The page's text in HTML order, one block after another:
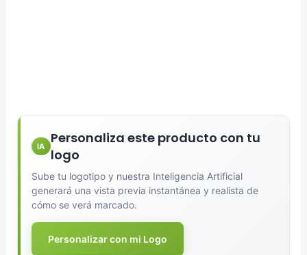
IA
Personaliza este producto con tu
logo
Sube tu logotipo y nuestra Inteligencia Artificial
generará una vista previa instantánea y realista de
cómo se verá marcado.
Personalizar con mi Logo